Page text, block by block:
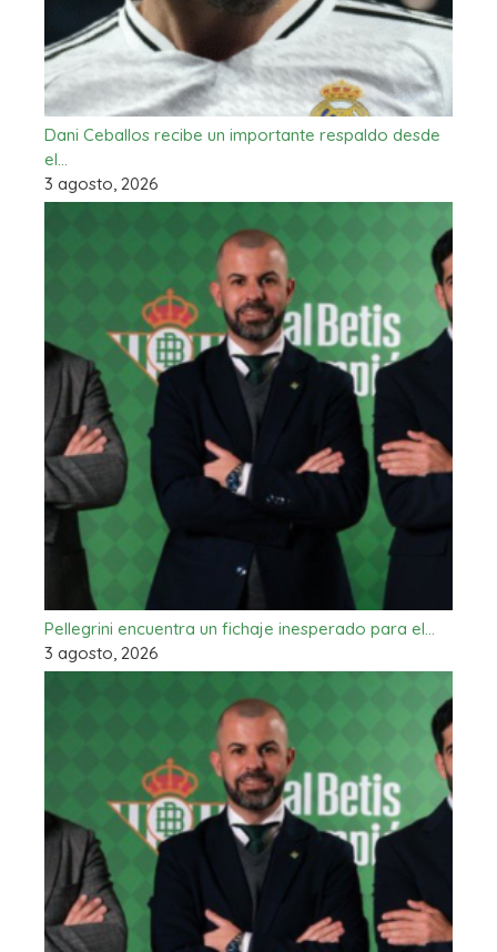
Dani Ceballos recibe un importante respaldo desde
el…
3 agosto, 2026
Pellegrini encuentra un fichaje inesperado para el…
3 agosto, 2026